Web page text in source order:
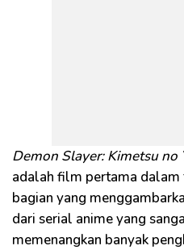
Demon Slayer: Kimetsu no
adalah film pertama
bagian yang
dari serial anime yang
memenangkan banyak